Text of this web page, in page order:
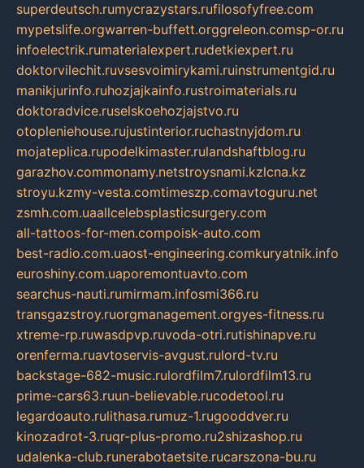
superdeutsch.rumycrazystars.rufilosofyfree.com
mypetslife.orgwarren-buffett.orggreleon.comsp-or.ru
infoelectrik.rumaterialexpert.rudetkiexpert.ru
doktorvilechit.ruvsesvoimirykami.ruinstrumentgid.ru
manikjurinfo.ruhozjajkainfo.rustroimaterials.ru
doktoradvice.ruselskoehozjajstvo.ru
otopleniehouse.rujustinterior.ruchastnyjdom.ru
mojateplica.rupodelkimaster.rulandshaftblog.ru
garazhov.commonamy.netstroysnami.kzlcna.kz
stroyu.kzmy-vesta.comtimeszp.comavtoguru.net
zsmh.com.uaallcelebsplasticsurgery.com
all-tattoos-for-men.compoisk-auto.com
best-radio.com.uaost-engineering.comkuryatnik.info
euroshiny.com.uaporemontuavto.com
searchus-nauti.rumirmam.infosmi366.ru
transgazstroy.ruorgmanagement.orgyes-fitness.ru
xtreme-rp.ruwasdpvp.ruvoda-otri.rutishinapve.ru
orenferma.ruavtoservis-avgust.rulord-tv.ru
backstage-682-music.rulordfilm7.rulordfilm13.ru
prime-cars63.ruun-believable.rucodetool.ru
legardoauto.rulithasa.rumuz-1.rugooddver.ru
kinozadrot-3.ruqr-plus-promo.ru2shizashop.ru
udalenka-club.runerabotaetsite.rucarszona-bu.ru